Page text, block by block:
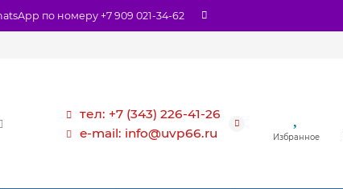
по номеру +7 909 021-34-62
тел: +7 (343) 226-41-26
e-mail: info@uvp66.ru
Избранное